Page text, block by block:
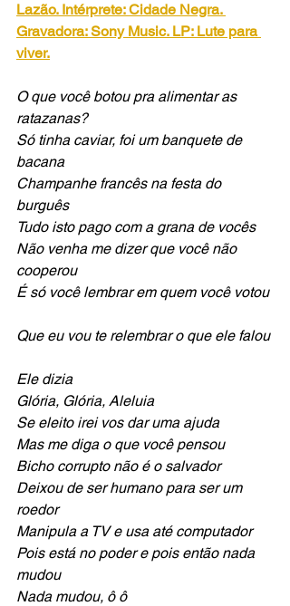
Lazão. Intérprete: Cidade Negra.
Gravadora: Sony Music. LP: Lute para
viver.
O que você botou pra alimentar as
ratazanas?
Só tinha caviar, foi um banquete de
bacana
Champanhe francês na festa do
burguês
Tudo isto pago com a grana de vocês
Não venha me dizer que você não
cooperou
É só você lembrar em quem você votou
Que eu vou te relembrar o que ele falou
Ele dizia
Glória, Glória, Aleluia
Se eleito irei vos dar uma ajuda
Mas me diga o que você pensou
Bicho corrupto não é o salvador
Deixou de ser humano para ser um
roedor
Manipula a TV e usa até computador
Pois está no poder e pois então nada
mudou
Nada mudou, ô ô